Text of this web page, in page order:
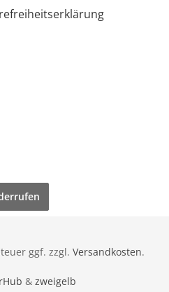
ggf. zzgl. Versandkosten.
& zweigelb